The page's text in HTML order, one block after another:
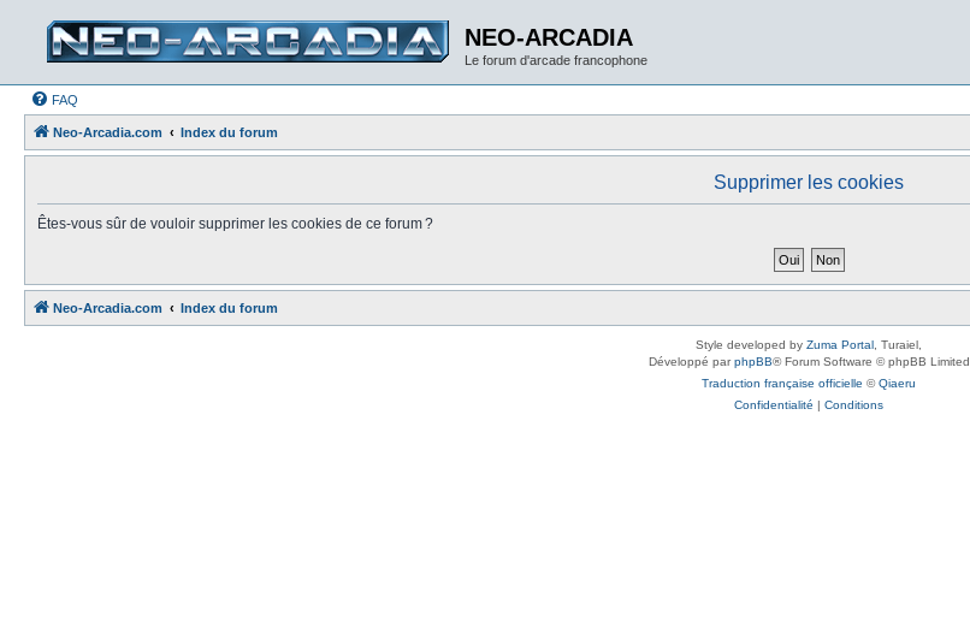
NEO-ARCADIA
Le forum d'arcade francophone
FAQ
Neo-Arcadia.com Index du forum
Supprimer les cookies
Êtes-vous sûr de vouloir supprimer les cookies de ce forum ?
Neo-Arcadia.com Index du forum
Style developed by Zuma Portal , Turaiel,
Développé parphpBB® Forum Software © phpBB Limited
Traduction française officielle ©Qiaeru
Confidentialité | Conditions